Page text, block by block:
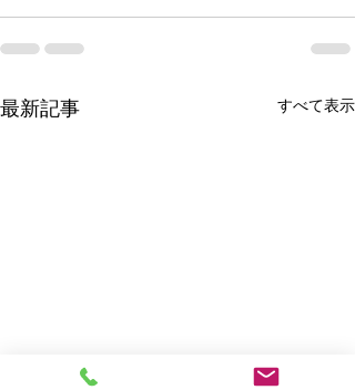
最新記事 すべて表示